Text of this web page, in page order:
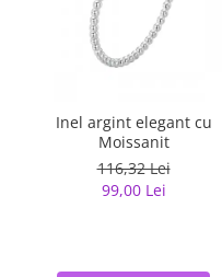
Inel argint elegant cu
Moissanit
116,32 Lei
99,00 Lei